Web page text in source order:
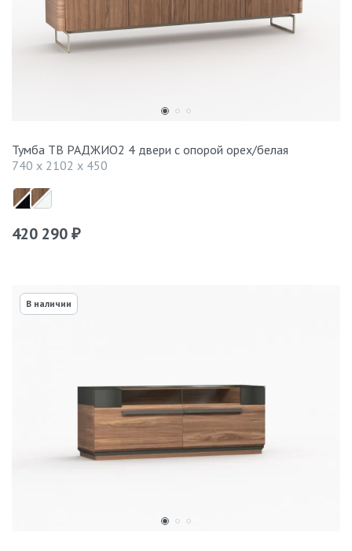
Тумба ТВ РАДЖИО2 4 двери с опорой орех/белая
740 x 2102 x 450
420 290 ₽
В наличии